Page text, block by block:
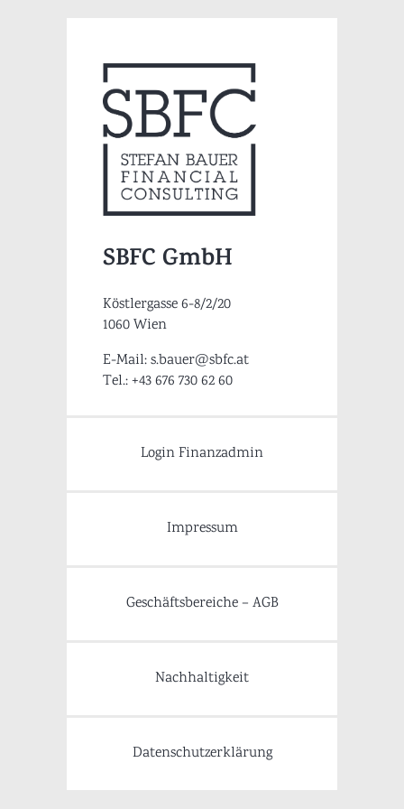
SBFC GmbH
Köstlergasse 6-8/2/20
1060 Wien
E-Mail: s.bauer@sbfc.at
Tel.: +43 676 730 62 60
Login Finanzadmin
Impressum
Geschäftsbereiche – AGB
Nachhaltigkeit
Datenschutzerklärung